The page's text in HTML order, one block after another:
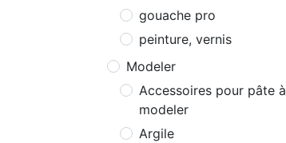
gouache pro
peinture, vernis
Modeler
Accessoires pour pâte à
modeler
Argile